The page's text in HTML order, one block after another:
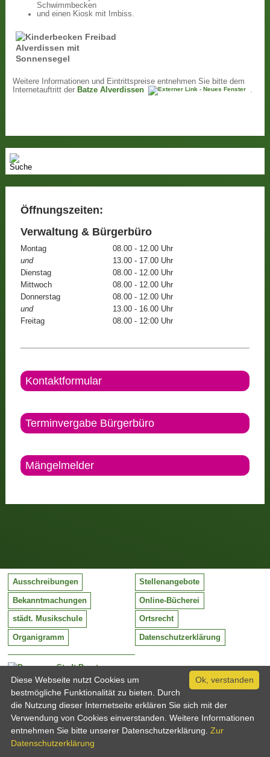
Schwimmbecken
und einen Kiosk mit Imbiss.
Weitere Informationen und Eintrittspreise entnehmen Sie bitte dem
Internetauftritt der Batze Alverdissen .
Öffnungszeiten:
Verwaltung & Bürgerbüro
Montag
08.00 - 12.00 Uhr
und
13.00 - 17.00 Uhr
Dienstag
08.00 - 12.00 Uhr
Mittwoch
08.00 - 12.00 Uhr
Donnerstag
08.00 - 12.00 Uhr
und
13.00 - 16.00 Uhr
Freitag
08.00 - 12:00 Uhr
Kontaktformular
Terminvergabe Bürgerbüro
Mängelmelder
Stadt Barntrup
Mittelstraße 38
32683 Barntrup
Tel:
Email:
05263 / 409-0
info@barntrup.de
Ausschreibungen Stellenangebote
Bekanntmachungen Online-Bücherei
städt. Musikschule Ortsrecht
Organigramm Datenschutzerklärung
Ok, verstanden
Diese Webseite nutzt Cookies um
bestmögliche Funktionalität zu bieten. Durch
die Nutzung dieser Internetseite erklären Sie sich mit der
Verwendung von Cookies einverstanden. Weitere Informationen
entnehmen Sie bitte unserer Datenschutzerklärung. Zur
Datenschutzerklärung